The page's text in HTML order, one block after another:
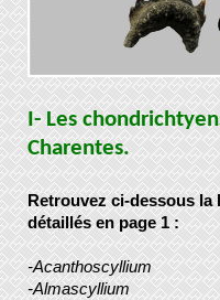
I- Les
Charentes.
Retrouvez ci-dessous
détaillés en page 1 :
-Acanthoscyllium
-Almascyllium